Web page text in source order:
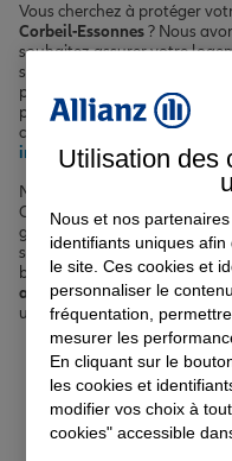
Vous cherchez à protéger
Corbeil-Essonnes? Nous
souhaitez assurer votre
sur mesure ? Nous sommes
prendre soin de votre santé
performante ? Nous avons ce
concrétiser votre projet
immobilierfiable ? Nous
Nos agents expérimentés,
Corbeil-Essonnes et ses
guider vers les solutions les
situation personnelle et de
bénéficiez d'un
adaptées à votre profil, que
un senior ou un entrepreneur.
Votre
ou
Utilisation des
Nous et nos
identifiants uniques
le site. Ces cookies et
personnaliser le
fréquentation,
mesurer les
En cliquant sur le
les cookies et
modifier vos choix à
cookies" accessible